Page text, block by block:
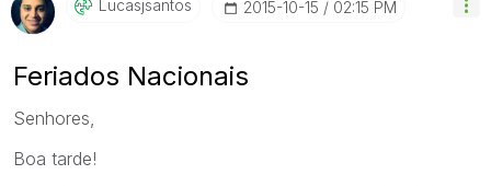
Lucasjsantos ‎2015-10-15 02:15 PM
Feriados Nacionais
Senhores,
Boa tarde!